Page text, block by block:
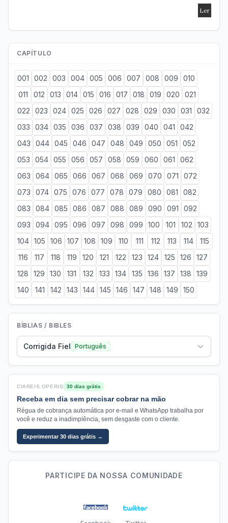
CAPÍTULO
001 002 003 004 005 006 007 008 009
010
011
012 013 014 015 016 017 018 019 020
021
022
023 024 025 026 027 028 029 030 031
032
033
034 035 036 037 038 039 040 041
042
043
044 045 046 047 048 049 050 051
052
053
054 055 056 057 058 059 060 061
062
063
064 065 066 067 068 069 070 071
072
073
074 075 076 077 078 079 080 081
082
083
084 085 086 087 088 089 090 091
092
093
094 095 096 097 098 099 100 101 102
103
104 105 106 107 108 109 110 111 112 113 114
115
116
117 118 119 120 121 122 123 124 125 126
127
128
129 130 131 132 133 134 135 136 137 138
139
140
141 142 143 144 145 146 147 148 149 150
BÍBLIAS / BIBLES
Corrigida Fiel Português
CIAREIS OPERIS 30 dias grátis
Receba em dia sem precisar cobrar na mão
Régua de cobrança automática por e-mail e WhatsApp trabalha por
você e reduz a inadimplência, sem desgaste com o cliente.
Experimentar 30 dias grátis →
PARTICIPE DA NOSSA COMUNIDADE